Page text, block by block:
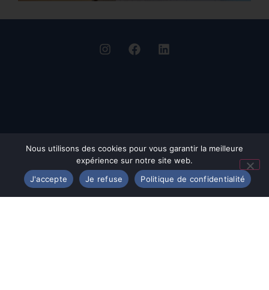
Nous utilisons des cookies pour vous garantir la meilleure
expérience sur notre site web.
J'accepte
Je refuse Politique de confidentialité